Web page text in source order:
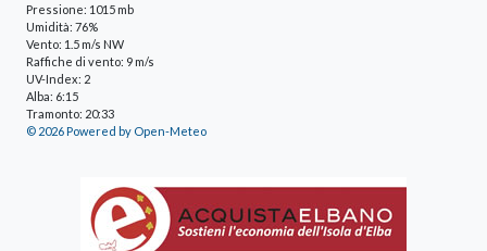
Pressione: 1015 mb
Umidità: 76%
Vento: 1.5 m/s NW
Raffiche di vento: 9 m/s
UV-Index: 2
Alba: 6:15
Tramonto: 20:33
© 2026 Powered by Open-Meteo